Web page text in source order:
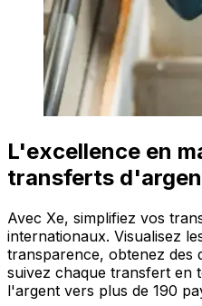
L'excellence en
transferts
Avec Xe, simplifiez vos
internationaux. Visualisez
transparence, obtenez des
suivez chaque transfert en
l'argent vers plus de 190